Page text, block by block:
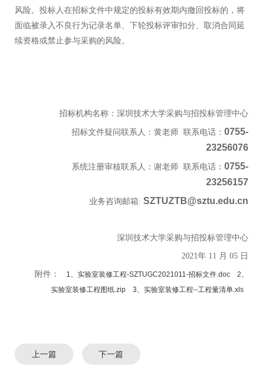
风险。投标人在招标文件中规定的投标有效期内撤回投标的，将
面临被录入不良行为记录名单、下轮投标评审扣分、取消合同延
续资格或禁止参与采购的风险。
招标机构名称：深圳技术大学采购与招投标管理中心
招标文件疑问联系人：黄老师 联系电话： 0755-
23256076
系统注册审核联系人：谢老师 联系电话： 0755-
23256157
业务咨询邮箱: SZTUZTB@sztu.edu.cn
深圳技术大学采购与招投标管理中心
2021年 11 月 05 日
附件： 1、实验室装修工程-SZTUGC2021011-招标文件.doc
2、
实验室装修工程图纸.zip
3、实验室装修工程--工程量清单.xls
上一篇 下一篇